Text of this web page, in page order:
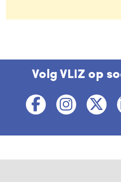
Volg VLIZ op